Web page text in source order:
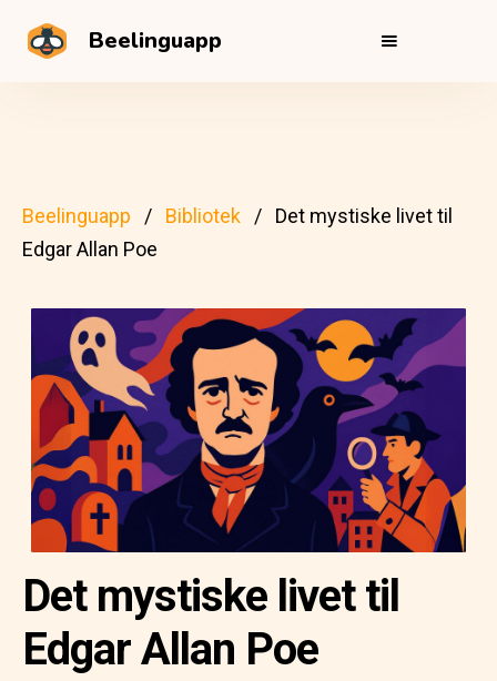
Beelinguapp
Beelinguapp Bibliotek
Det mystiske livet til
Edgar Allan Poe
Det mystiske livet til
Edgar Allan Poe